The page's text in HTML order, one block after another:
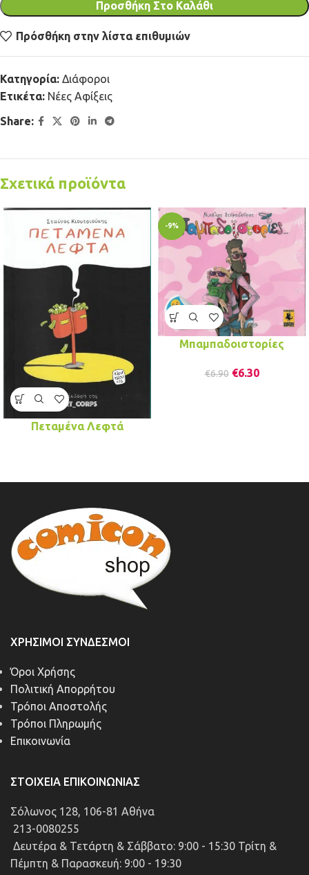
Προσθήκη Στο Καλάθι
Πρόσθήκη στην λίστα επιθυμιών
Κατηγορία: Διάφοροι
Ετικέτα: Νέες Αφίξεις
Share:
Σχετικά προϊόντα
Πεταμένα Λεφτά
-9%
Μπαμπαδοιστορίες
€6.90 €6.30
ΧΡΉΣΙΜΟΙ ΣΎΝΔΕΣΜΟΙ
Όροι Χρήσης
Πολιτική Απορρήτου
Τρόποι Αποστολής
Τρόποι Πληρωμής
Επικοινωνία
ΣΤΟΙΧΕΊΑ ΕΠΙΚΟΙΝΩΝΊΑΣ
Σόλωνος 128, 106-81 Αθήνα
213-0080255
Δευτέρα & Τετάρτη & Σάββατο: 9:00 - 15:30 Τρίτη &
Πέμπτη & Παρασκευή: 9:00 - 19:30